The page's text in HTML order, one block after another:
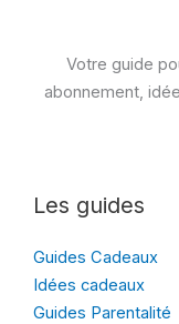
Votre guide
abonnement,
Les guides
Guides Cadeaux
Idées cadeaux
Guides Parentalité